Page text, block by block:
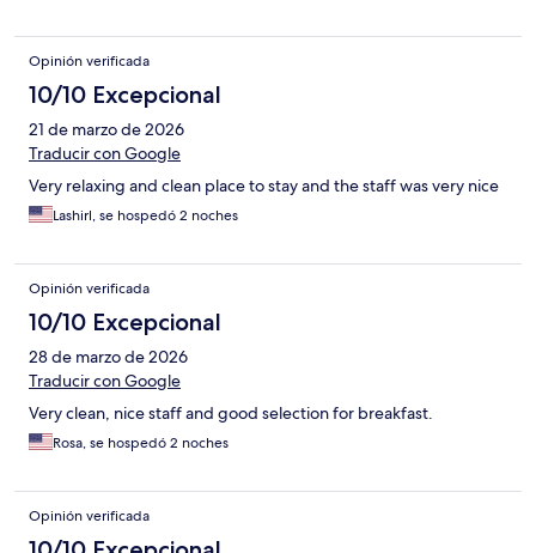
Opinión verificada
10/10 Excepcional
21 de marzo de 2026
Traducir con Google
Very relaxing and clean place to stay and the staff was very nice
Lashirl, se hospedó 2 noches
Opinión verificada
10/10 Excepcional
28 de marzo de 2026
Traducir con Google
Very clean, nice staff and good selection for breakfast.
Rosa, se hospedó 2 noches
Opinión verificada